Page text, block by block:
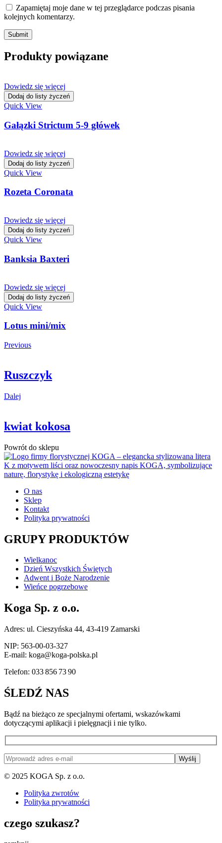
Zapamiętaj moje dane w tej przeglądarce podczas pisania
kolejnych komentarzy.
Produkty powiązane
Dowiedz się więcej
Dodaj do listy życzeń
Quick View
Gałązki Strictum 5-9 główek
Dowiedz się więcej
Dodaj do listy życzeń
Quick View
Rozeta Coronata
Dowiedz się więcej
Dodaj do listy życzeń
Quick View
Banksia Baxteri
Dowiedz się więcej
Dodaj do listy życzeń
Quick View
Lotus mini/mix
Previous
Ruszczyk
Dalej
kwiat kokosa
Powrót do sklepu
O nas
Sklep
Kontakt
Polityka prywatności
GRUPY PRODUKTÓW
Wielkanoc
Dzień Wszystkich Świętych
Adwent i Boże Narodzenie
Wieńce pogrzebowe
Koga Sp. z o.o.
Adres: ul. Cieszyńska 44, 43-419 Zamarski
NIP: 563-00-03-327
E-mail: koga@koga-polska.pl
Telefon: 033 856 73 90
ŚLEDŹ NAS
Bądź na bieżąco ze specjalnymi ofertami, wskazówkami
dotyczącymi aplikacji i pielęgnacji i nie tylko.
© 2025 KOGA Sp. z o.o.
Polityka zwrotów
Polityka prywatności
czego szukasz?